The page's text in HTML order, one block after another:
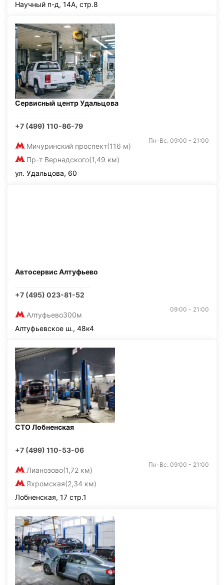
Научный п-д, 14А, стр.8
Сервисный центр Удальцова
+7 (499) 110-86-79
Мичуринский проспект(116 м)
Пр-т Вернадского(1,49 км)
Пн-Вс: 09:00 - 21:00
ул. Удальцова, 60
Автосервис Алтуфьево
+7 (495) 023-81-52
Алтуфьево300м
09:00 - 21:00
Алтуфьевское ш., 48к4
СТО Лобненская
+7 (499) 110-53-06
Лианозово(1,72 км)
Яхромская(2,34 км)
Пн-Вс: 09:00 - 21:00
Лобненская, 17 стр.1